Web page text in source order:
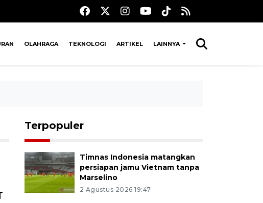
OLAHRAGA TEKNOLOGI ARTIKEL LAINNYA
Terpopuler
Timnas Indonesia matangkan
persiapan jamu Vietnam tanpa
Marselino
2 Agustus 2026 19:47